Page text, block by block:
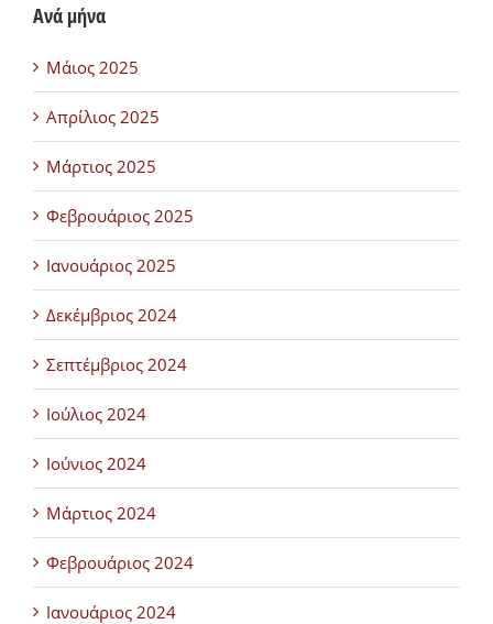
Ανά μήνα
Μάιος 2025
Απρίλιος 2025
Μάρτιος 2025
Φεβρουάριος 2025
Ιανουάριος 2025
Δεκέμβριος 2024
Σεπτέμβριος 2024
Ιούλιος 2024
Ιούνιος 2024
Μάρτιος 2024
Φεβρουάριος 2024
Ιανουάριος 2024